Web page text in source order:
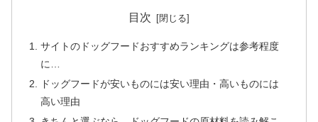
目次
サイトのドッグフードおすすめランキングは参考程度
に…
ドッグフードが安いものには安い理由・高いものには
高い理由